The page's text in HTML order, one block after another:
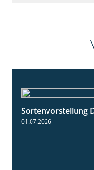
Sortenvorstellung
01.07.2026